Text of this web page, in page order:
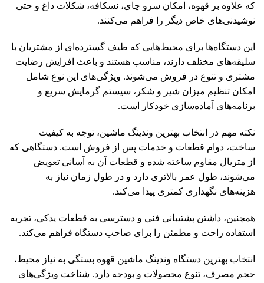
که علاوه بر قهوه، امکان سرو چای، نسکافه، شکلات داغ و حتی
نوشیدنی‌های خاص دیگر را فراهم می‌کنند.
این دستگاه‌ها برای محیط‌هایی که طیف گسترده‌ای از مشتریان با
سلیقه‌های مختلف دارند، مناسب هستند و باعث افزایش رضایت
مشتری و تنوع در فروش می‌شوند. ویژگی‌های این نوع شامل
امکان تنظیم میزان شیر و شکر، سیستم گرمایش سریع و
برنامه‌های آماده‌سازی خودکار است.
نکته مهم در انتخاب بهترین وندینگ ماشین، توجه به کیفیت
ساخت، دوام قطعات و خدمات پس از فروش است. دستگاهی که
از متریال مقاوم ساخته شده و قطعات آن به آسانی تعویض
می‌شوند، طول عمر بالاتری دارد و در طول زمان نیاز به
هزینه‌های نگهداری کمتری پیدا می‌کند.
همچنین، داشتن پشتیبانی فنی و دسترسی به قطعات یدکی، تجربه
استفاده راحت و مطمئن را برای صاحب دستگاه فراهم می‌کند.
انتخاب بهترین دستگاه وندینگ ماشین قهوه بستگی به نیاز محیط،
حجم مصرف، تنوع محصولات و بودجه دارد. شناخت ویژگی‌های